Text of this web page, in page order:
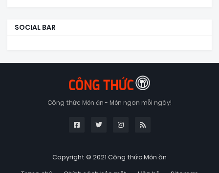
SOCIAL BAR
Công thức Món ăn - Món ngon mỗi ngày!
Copyright © 2021 Công thức Món ăn